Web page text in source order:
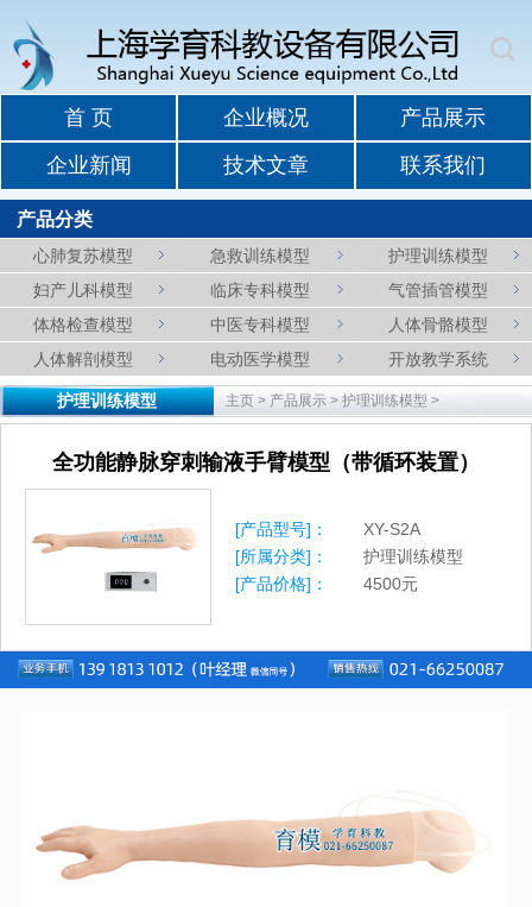
首 页 企业概况 产品展示
企业新闻 技术文章 联系我们
产品分类
心肺复苏模型 急救训练模型
护理训练模型
妇产儿科模型
临床专科模型
气管插管模型
体格检查模型
中医专科模型
人体骨骼模型
人体解剖模型
电动医学模型 开放教学系统
护理训练模型 主页 > 产品展示 > 护理训练模型 >
全功能静脉穿刺输液手臂模型（带循环装置）
[产品型号]：
XY-S2A
[所属分类]：
护理训练模型
[产品价格]：
4500元